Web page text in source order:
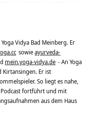
Vidya Bad Meinberg. Er
sowieayurveda-
mein.yoga-vidya.de - An Yoga
Kirtansingen. Er ist
So liegt es nahe,
Podcast fortführt und mit
aus dem Haus